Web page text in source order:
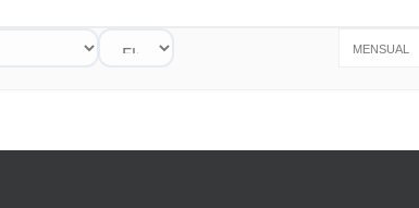
MENSUAL